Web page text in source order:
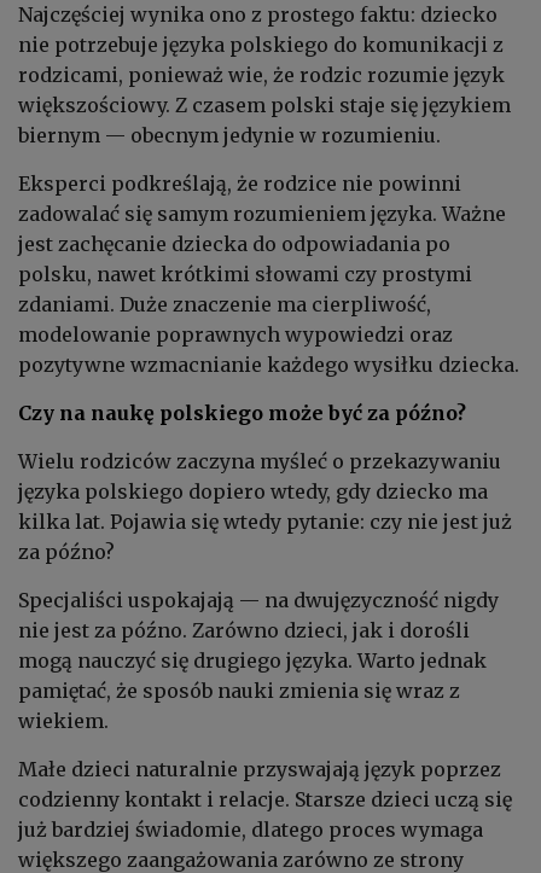
Najczęściej wynika ono z prostego faktu: dziecko
nie potrzebuje języka polskiego do komunikacji z
rodzicami, ponieważ wie, że rodzic rozumie język
większościowy. Z czasem polski staje się językiem
biernym — obecnym jedynie w rozumieniu.
Eksperci podkreślają, że rodzice nie powinni
zadowalać się samym rozumieniem języka. Ważne
jest zachęcanie dziecka do odpowiadania po
polsku, nawet krótkimi słowami czy prostymi
zdaniami. Duże znaczenie ma cierpliwość,
modelowanie poprawnych wypowiedzi oraz
pozytywne wzmacnianie każdego wysiłku dziecka.
Czy na naukę polskiego może być za późno?
Wielu rodziców zaczyna myśleć o przekazywaniu
języka polskiego dopiero wtedy, gdy dziecko ma
kilka lat. Pojawia się wtedy pytanie: czy nie jest już
za późno?
Specjaliści uspokajają — na dwujęzyczność nigdy
nie jest za późno. Zarówno dzieci, jak i dorośli
mogą nauczyć się drugiego języka. Warto jednak
pamiętać, że sposób nauki zmienia się wraz z
wiekiem.
Małe dzieci naturalnie przyswajają język poprzez
codzienny kontakt i relacje. Starsze dzieci uczą się
już bardziej świadomie, dlatego proces wymaga
większego zaangażowania zarówno ze strony